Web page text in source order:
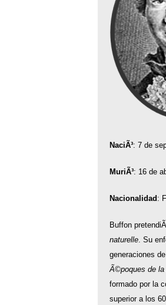
NaciÃ³: 7 de
MuriÃ³: 16 de
Nacionalidad :
Buffon
naturelle. Su
generaciones
Ã©poques de la
formado por la
superior a los